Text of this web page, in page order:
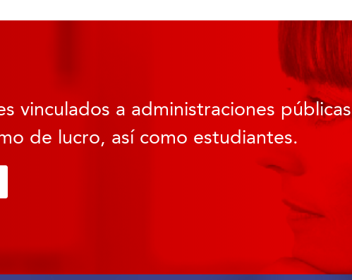
vinculados a administraciones
de lucro, así como estudiantes.